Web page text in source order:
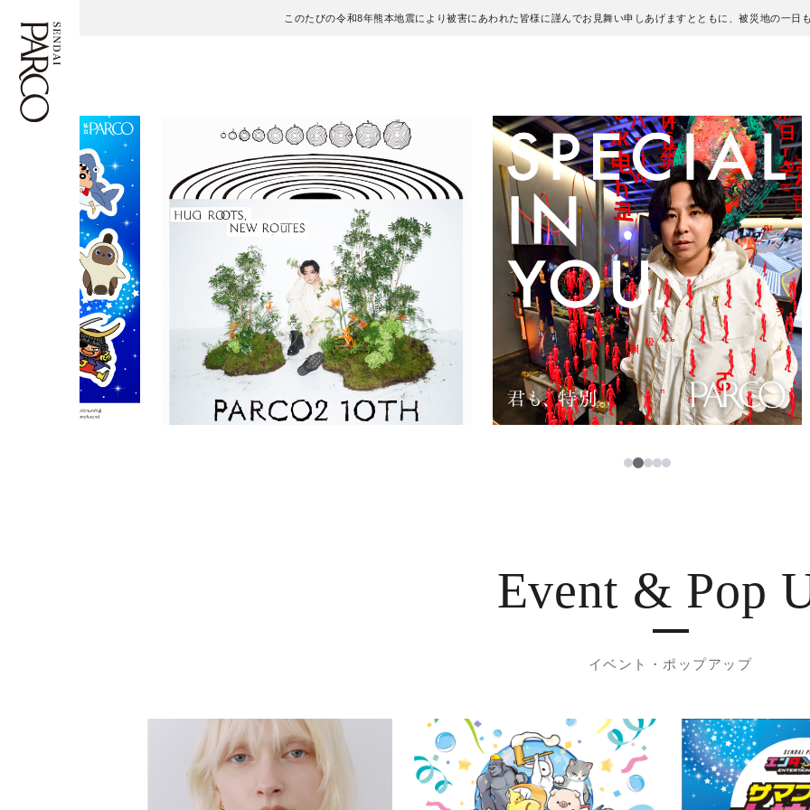
このたびの令和8年熊本地震により被害にあわれた皆様に謹んでお見舞い申しあげますとともに、被災地の一日
フロアガイド
施設案内・アクセス
イベント・ポップアップ
ニュース
レストラン・カフェ
TAX FREE
PARCOメンバーズ
ENGLISH
繁体字
簡体字
한국어
ภาษาไทย
日本語
12345
Event & Pop
イベント・ポップアップ